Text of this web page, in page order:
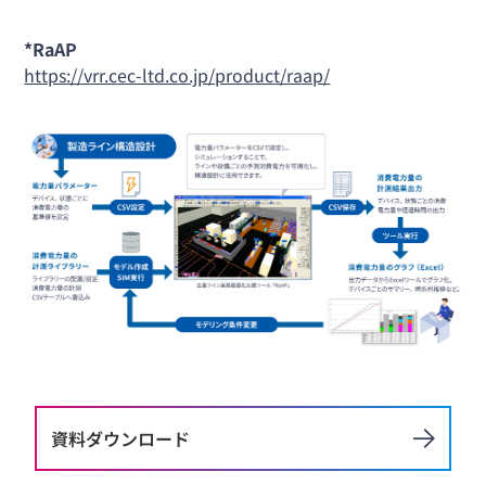
*RaAP
https://vrr.cec-ltd.co.jp/product/raap/
資料ダウンロード